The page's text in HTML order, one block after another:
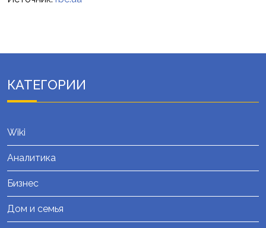
КАТЕГОРИИ
Wiki
Аналитика
Бизнес
Дом и семья